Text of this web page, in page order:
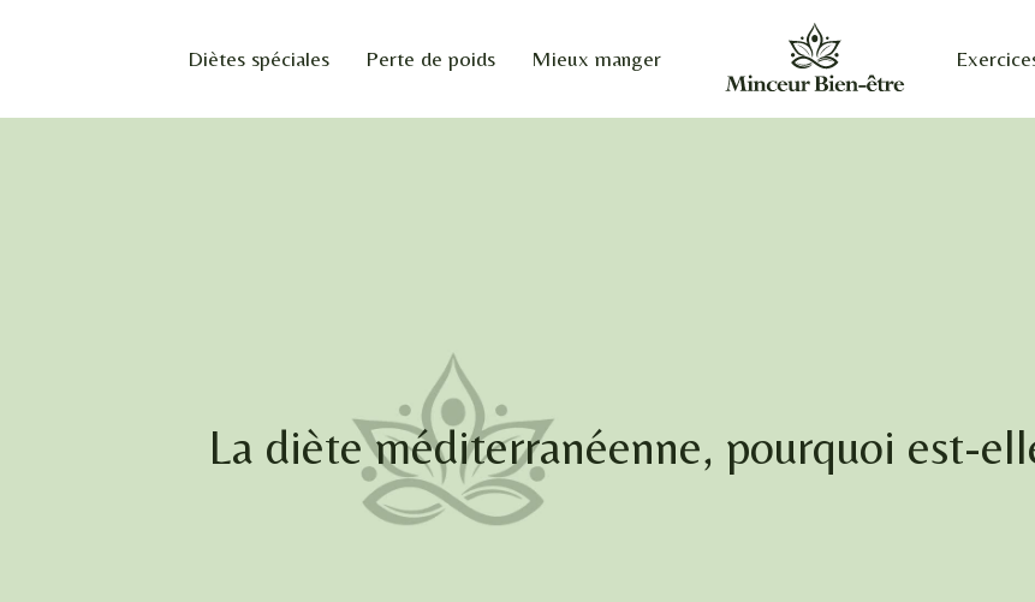
Mieux manger
Perte de poids
Diètes spéciales
La diète méditerranéenne, pourquoi est-